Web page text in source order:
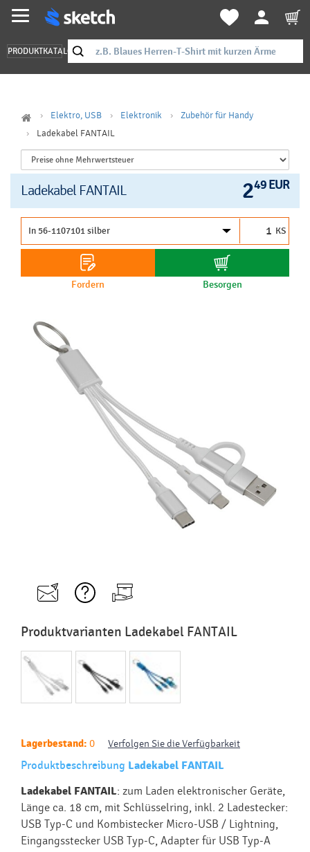
PRODUKTKATALOG
Elektro, USB Elektronik
Zubehör für Handy
Ladekabel FANTAIL
Ladekabel FANTAIL 249 EUR
KS
Fordern Besorgen
Produktvarianten Ladekabel FANTAIL
Lagerbestand: 0 Verfolgen Sie die Verfügbarkeit
Produktbeschreibung Ladekabel FANTAIL
Ladekabel FANTAIL: zum Laden elektronischer Geräte,
Länge ca. 18 cm, mit Schlüsselring, inkl. 2 Ladestecker:
USB Typ-C und Kombistecker Micro-USB / Lightning,
Eingangsstecker USB Typ-C, Adapter für USB Typ-A